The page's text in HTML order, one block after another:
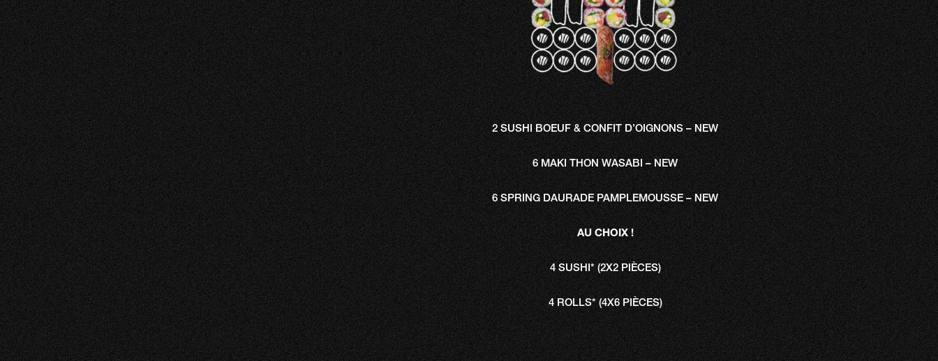
2 SUSHI BOEUF & CONFIT D’OIGNONS – NEW
6 MAKI THON WASABI – NEW
6 SPRING DAURADE PAMPLEMOUSSE – NEW
AU CHOIX !
4 SUSHI* (2X2 PIÈCES)
4 ROLLS* (4X6 PIÈCES)